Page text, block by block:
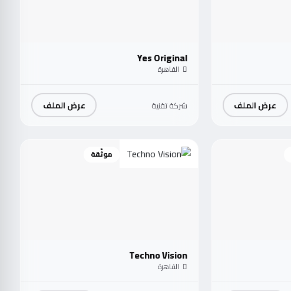
عرض الملف
Yes Original
القاهرة
شركة تقنية عرض الملف
موثّقة
Techno Vision
القاهرة